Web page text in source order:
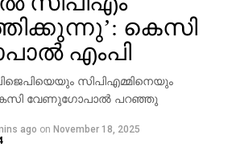
കെസി
എംപി
സിപിഎമ്മിനെയും
വേണുഗോപാല്‍ പറഞ്ഞു
ago on November 18, 2025